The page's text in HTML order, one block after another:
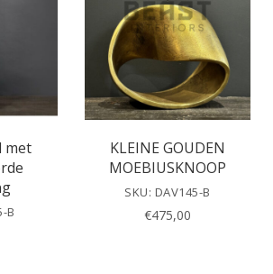
met
B
KLEINE GOUDEN
MOEBIUSKNOOP
SKU: DAV145-B
€475,00